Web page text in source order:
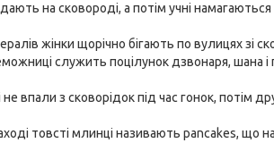
на сковороді, а потім учні
жінки щорічно бігають по вулицях зі
служить поцілунок дзвонаря, шана і
не впали з сковорідок під час гонок, потім
товсті млинці називають pancakes, що